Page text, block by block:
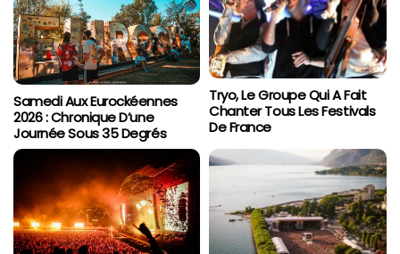
Samedi Aux Eurockéennes
2026 : Chronique D’une
Journée Sous 35 Degrés
Tryo, Le Groupe Qui A Fait
Chanter Tous Les Festivals
De France